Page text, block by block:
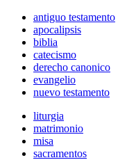
antiguo testamento
apocalipsis
biblia
catecismo
derecho canonico
evangelio
nuevo testamento
liturgia
matrimonio
misa
sacramentos